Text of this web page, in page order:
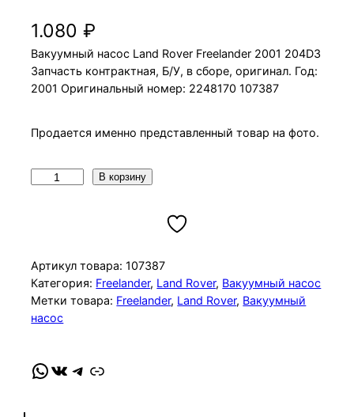
1.080₽
Вакуумный насос Land Rover Freelander 2001 204D3
Запчасть контрактная, Б/У, в сборе, оригинал. Год:
2001 Оригинальный номер: 2248170 107387
Продается именно представленный товар на фото.
ч
е
с
т
о
т
В корзину
Артикул товара: 107387
Категория: Freelander, Land Rover, Вакуумный насос
Метки товара: Freelander, Land Rover, Вакуумный
насос
WhatsApp VK Telegram Link